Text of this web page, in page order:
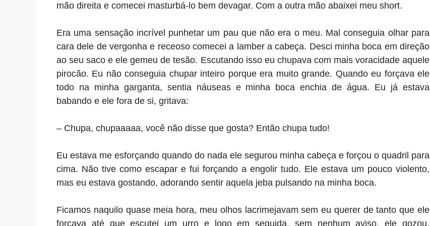
mão direita e comecei masturbá-lo bem devagar. Com a outra mão abaixei meu short.
Era uma sensação incrível punhetar um pau que não era o meu. Mal conseguia olhar para
cara dele de vergonha e receoso comecei a lamber a cabeça. Desci minha boca em direção
ao seu saco e ele gemeu de tesão. Escutando isso eu chupava com mais voracidade aquele
pirocão. Eu não conseguia chupar inteiro porque era muito grande. Quando eu forçava ele
todo na minha garganta, sentia náuseas e minha boca enchia de água. Eu já estava
babando e ele fora de si, gritava:
– Chupa, chupaaaaa, você não disse que gosta? Então chupa tudo!
Eu estava me esforçando quando do nada ele segurou minha cabeça e forçou o quadril para
cima. Não tive como escapar e fui forçando a engolir tudo. Ele estava um pouco violento,
mas eu estava gostando, adorando sentir aquela jeba pulsando na minha boca.
Ficamos naquilo quase meia hora, meu olhos lacrimejavam sem eu querer de tanto que ele
forçava até que escutei um urro e logo em seguida, sem nenhum aviso, ele gozou,